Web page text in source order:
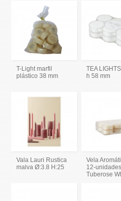
T-Light marfil
plástico 38 mm
TEA
h 58 mm
Vala Lauri Rustica
malva Ø:3.8 H:25
Vela
12-unidades
Tuberose